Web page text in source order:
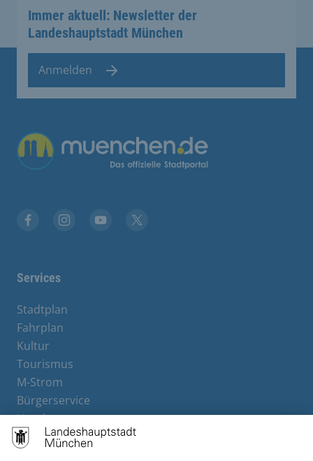
Immer aktuell: Newsletter der
Landeshauptstadt München
Anmelden
Services
Stadtplan
Fahrplan
Kultur
Tourismus
M-Strom
Bürgerservice
Hotels